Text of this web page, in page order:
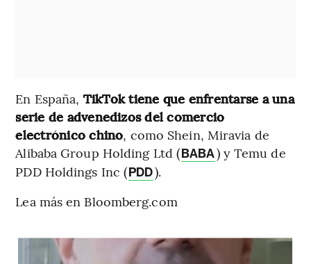
En España, TikTok tiene que enfrentarse a una
serie de advenedizos del comercio
electrónico chino, como Shein, Miravia de
Alibaba Group Holding Ltd (BABA) y Temu de
PDD Holdings Inc (PDD).
Lea más en Bloomberg.com